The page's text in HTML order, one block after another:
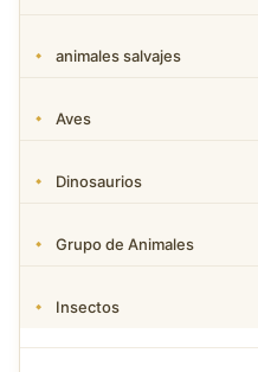
animales salvajes
Aves
Dinosaurios
Grupo de Animales
Insectos